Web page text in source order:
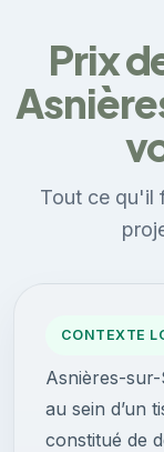
Prix
Tout ce qu'il
CONTEXTE
Asnières-
au sein d’un
constitué de